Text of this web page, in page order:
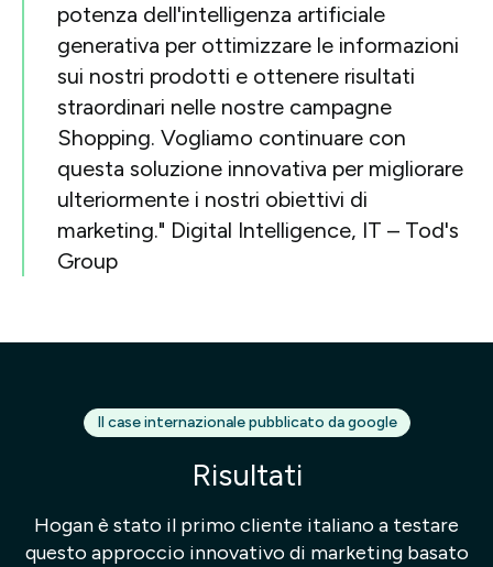
potenza dell'intelligenza artificiale
generativa per ottimizzare le informazioni
sui nostri prodotti e ottenere risultati
straordinari nelle nostre campagne
Shopping. Vogliamo continuare con
questa soluzione innovativa per migliorare
ulteriormente i nostri obiettivi di
marketing." Digital Intelligence, IT – Tod's
Group
Il case internazionale pubblicato da google
Risultati
Hogan è stato il primo cliente italiano a testare
questo approccio innovativo di marketing basato